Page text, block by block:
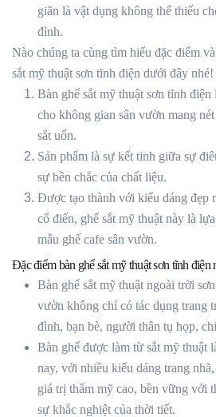
giãn là vật dụng không thể thiếu
đình.
Nào chúng ta cùng tìm hiểu đặc điểm
sắt mỹ thuật sơn tĩnh điện dưới đây nhé!
Bàn ghế sắt mỹ thuật sơn tĩnh điện
cho không gian sân vườn mang
sắt uốn.
Sản phẩm là sự kết tinh giữa sự
sự bền chắc của chất liệu.
Được tạo thành với kiểu dáng đẹp
cổ điển, ghế sắt mỹ thuật này là
mẫu ghế cafe sân vườn.
Đặc điểm bàn ghế sắt mỹ thuật sơn tĩnh điện
Bàn ghế sắt mỹ thuật ngoài trời
vườn không chỉ có tác dụng trang
đình, bạn bè, người thân tụ họp,
Bàn ghế được làm từ sắt mỹ thuật
nay, với nhiều kiểu dáng trang
giá trị thẩm mỹ cao, bền vững với
sự khắc nghiệt của thời tiết.